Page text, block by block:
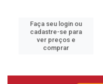
Faça seu login ou
cadastre-se para
ver preços e
comprar